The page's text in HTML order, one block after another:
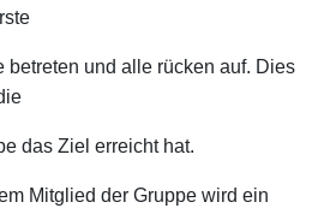
alle rücken auf. Dies
erreicht hat.
Mitglied der Gruppe wird ein